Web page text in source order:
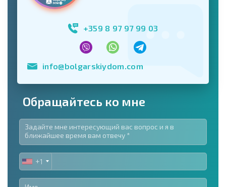
+359 8 97 97 99 03
info@bolgarskiydom.com
Обращайтесь ко мне
UNITED
STATES
+1
+1